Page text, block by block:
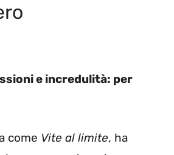
e incredulità: per
come Vite al limite, ha